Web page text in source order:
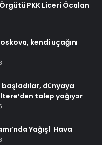
PKK Lideri Öcalan
kendi uçağını
dünyaya
talep yağıyor
Yağışlı Hava